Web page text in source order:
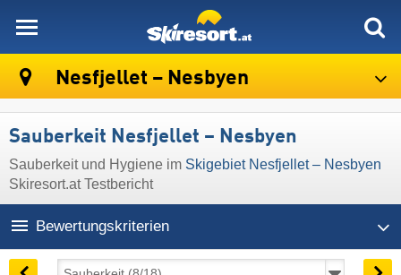
Nesfjellet – Nesbyen
Sauberkeit Nesfjellet – Nesbyen
Sauberkeit und Hygiene im Skigebiet Nesfjellet – Nesbyen
Skiresort.at Testbericht
Bewertungskriterien